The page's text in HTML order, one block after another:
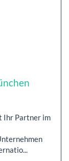
Ihr Partner im